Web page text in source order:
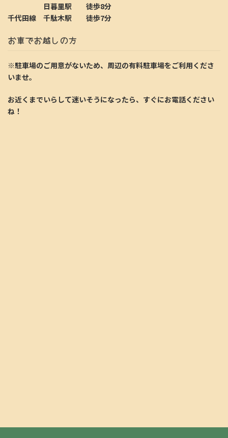
日暮里駅 徒歩8分
千代田線 千駄木駅 徒歩7分
お車でお越しの方
※駐車場のご用意がないため、周辺の有料駐車場をご利用くださ
いませ。
お近くまでいらして迷いそうになったら、すぐにお電話ください
ね！